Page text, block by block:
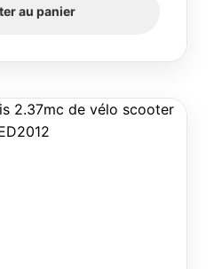
au panier